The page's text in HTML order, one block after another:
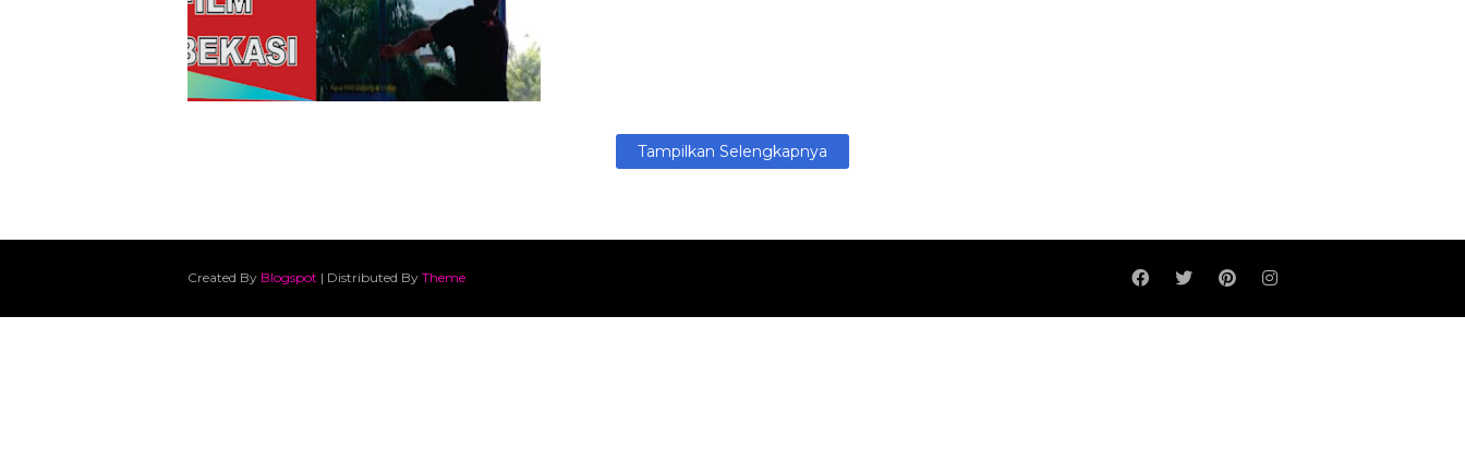
Juli 01, 2026
Tampilkan Selengkapnya
Created By Blogspot | Distributed By Theme